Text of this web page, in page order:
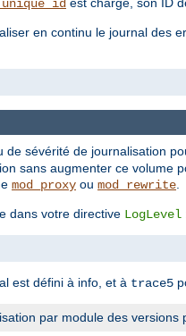
est chargé, son ID
en continu le journal
de sévérité de journalisation
sans augmenter ce
mod_proxy ou mod_rewrite
dans votre directive LogLevel
est défini à info, et à trace5
par module des versions